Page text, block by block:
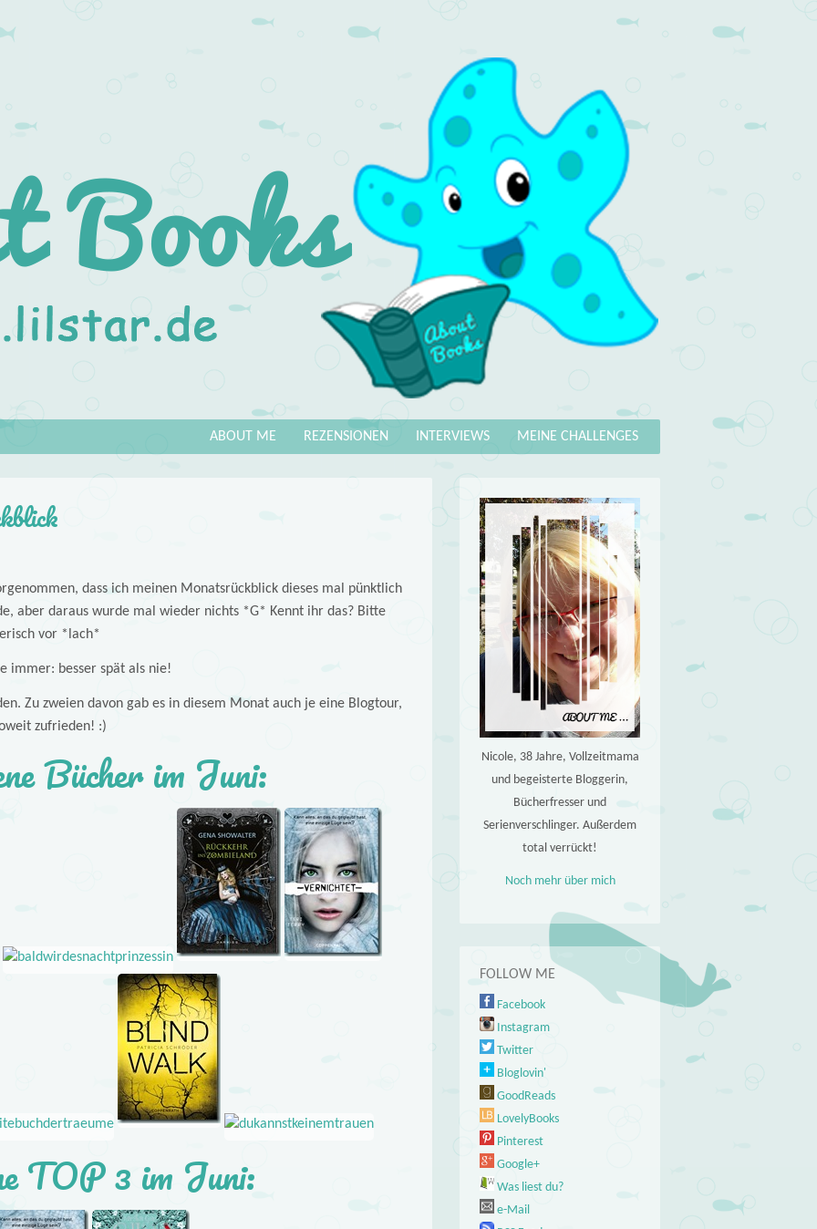
MEINE CHALLENGES
INTERVIEWS
REZENSIONEN
ABOUT ME
dass ich meinen Monatsrückblick dieses mal pünktlich
aber daraus wurde mal wieder nichts *G* Kennt ihr das? Bitte
vor *lach*
immer: besser spät als nie!
Zu zweien davon gab es in diesem Monat auch je eine Blogtour,
zufrieden! :)
Bücher im Juni:
TOP 3 im Juni:
Nicole, 38 Jahre, Vollzeitmama
und begeisterte Bloggerin,
Bücherfresser und
Serienverschlinger. Außerdem
total verrückt!
Noch mehr über mich
FOLLOW ME
Facebook
Instagram
Twitter
Bloglovin'
GoodReads
LovelyBooks
Pinterest
Google+
Was liest du?
e-Mail